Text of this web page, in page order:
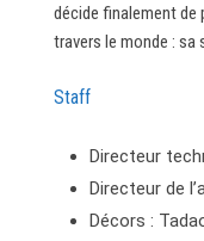
décide finalement de
travers le monde :
Staff
Directeur
Directeur de
Décors :